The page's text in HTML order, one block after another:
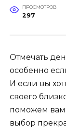
ПРОСМОТРОВ
297
Отмечать
особенно
И если вы
своего
поможем
выбор